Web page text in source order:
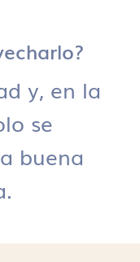
y, en la
se
buena